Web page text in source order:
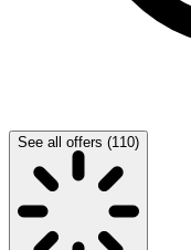
See all offers (110)